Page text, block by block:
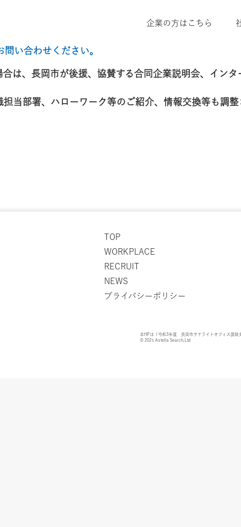
企業の方はこちら
問い合わせください。
は、長岡市が後援、協賛する合同企業説明会、イン
当部署、ハローワーク等のご紹介、情報交換等も調整
TOP
WORKPLACE
RECRUIT
NEWS
プライバシーポリシー
本HPは「令和3年度 長岡市サテライトオフィス誘致
© 2021 Astella Search,Ltd